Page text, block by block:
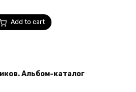
Add to cart
Альбом-каталог